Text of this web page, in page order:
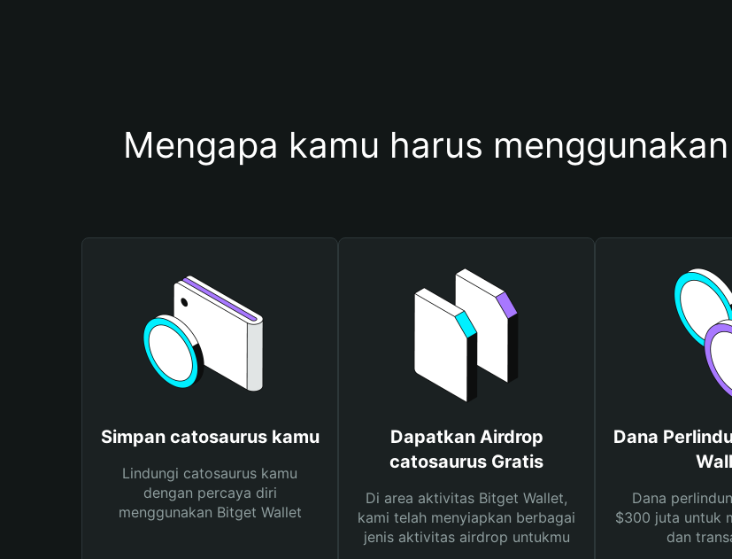
Mengapa kamu harus
Simpan catosaurus kamu
Lindungi catosaurus kamu
dengan percaya diri
menggunakan Bitget Wallet
Dapatkan Airdrop
catosaurus Gratis
Di area aktivitas Bitget Wallet,
kami telah menyiapkan berbagai
jenis aktivitas airdrop untukmu
Dana
Dana
$300 juta untuk
dan